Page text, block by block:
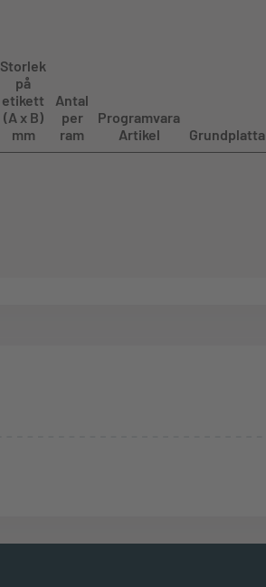
Storlek
på
etikett
(A x B)
mm
Antal
per
ram
Programvara
Artikel
Grundplatta